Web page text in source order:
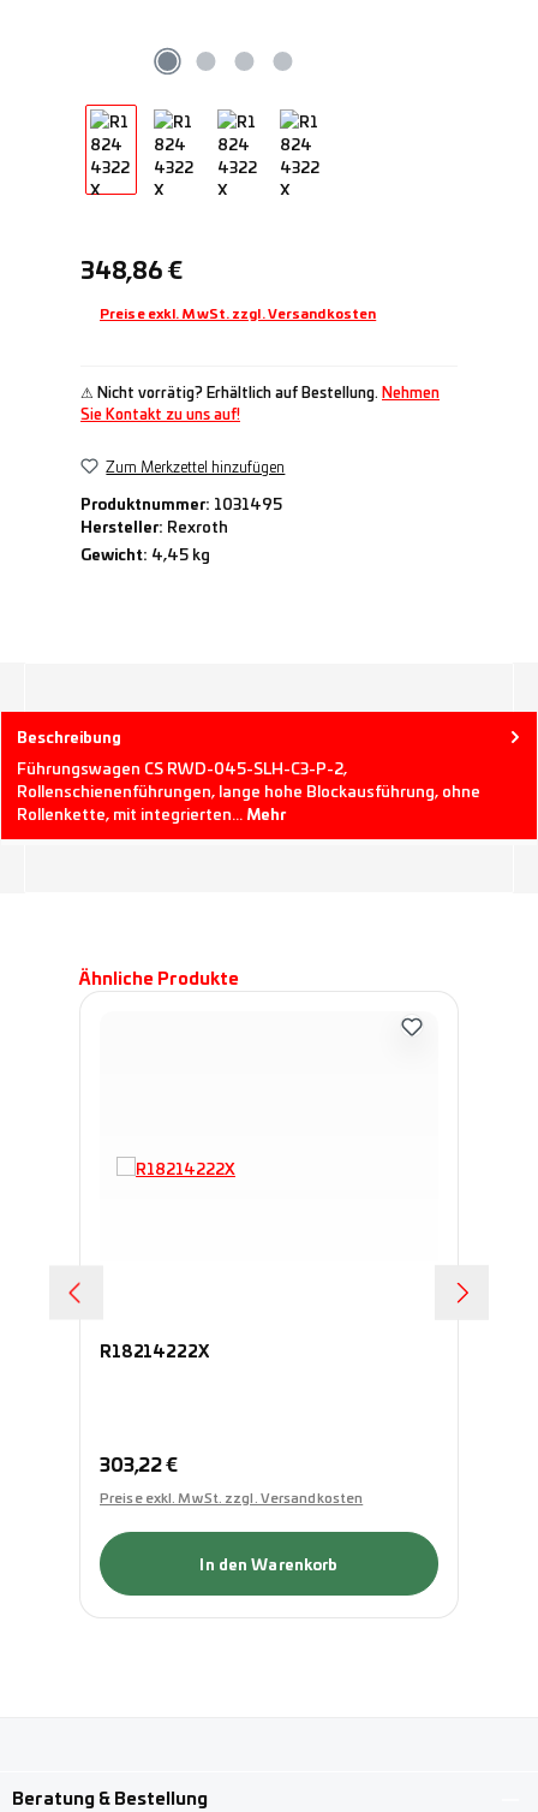
Regulärer Preis:
348,86 €
Preise exkl. MwSt. zzgl. Versandkosten
⚠ Nicht vorrätig? Erhältlich auf Bestellung. Nehmen
Sie Kontakt zu uns auf!
Zum Merkzettel hinzufügen
Produktnummer: 1031495
Hersteller: Rexroth
Gewicht: 4,45 kg
Beschreibung
Führungswagen CS RWD-045-SLH-C3-P-2,
Rollenschienenführungen, lange hohe Blockausführung, ohne
Rollenkette, mit integrierten… Mehr
Produktgalerie überspringen
Ähnliche Produkte
R18214222X
Regulärer Preis:
303,22 €
Preise exkl. MwSt. zzgl. Versandkosten
In den Warenkorb
Beratung & Bestellung